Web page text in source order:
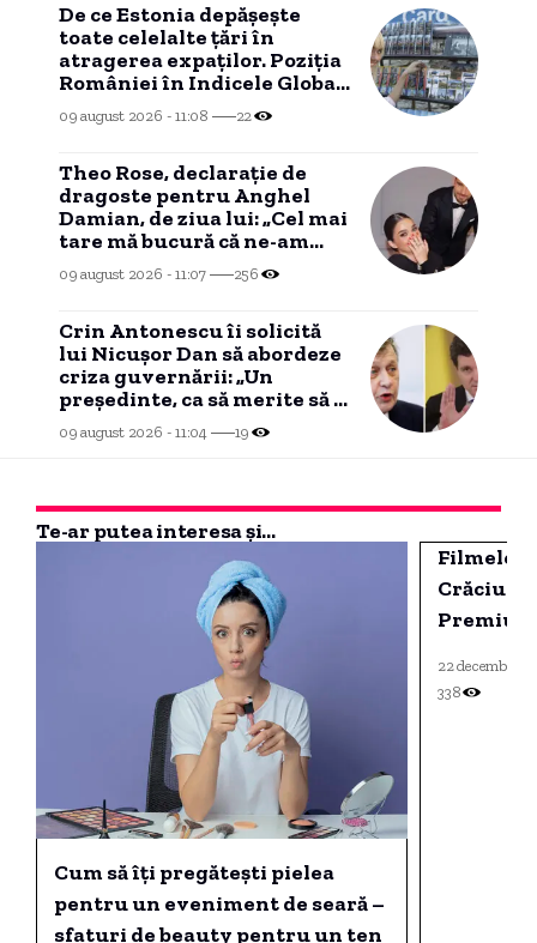
De ce Estonia depășește
toate celelalte țări în
atragerea expaților. Poziția
României în Indicele Global
de Relocare.
09 august 2026 - 11:08 22
Theo Rose, declarație de
dragoste pentru Anghel
Damian, de ziua lui: „Cel mai
tare mă bucură că ne-am
potrivit”
09 august 2026 - 11:07 256
Crin Antonescu îi solicită
lui Nicușor Dan să abordeze
criza guvernării: „Un
președinte, ca să merite să îl
am, trebuie să poată”
09 august 2026 - 11:04 19
Te-ar putea interesa și...
Cum să îți pregătești pielea
pentru un eveniment de seară –
sfaturi de beauty pentru un ten
Filmele
Premium
22 decembrie
338